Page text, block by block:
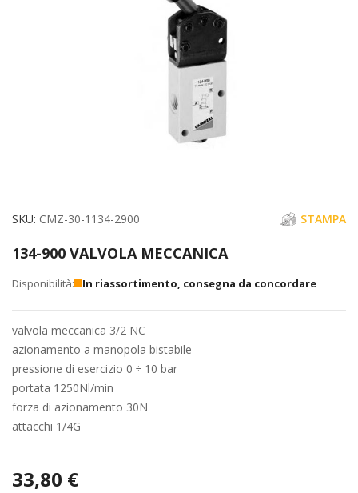
Vai
della
immagini
SKU CMZ-30-1134-2900 STAMPA
134-900 VALVOLA MECCANICA
In riassortimento, consegna da concordare
valvola meccanica 3/2 NC
azionamento a manopola bistabile
pressione di esercizio 0 ÷ 10 bar
portata 1250Nl/min
forza di azionamento 30N
attacchi 1/4G
33,80 €